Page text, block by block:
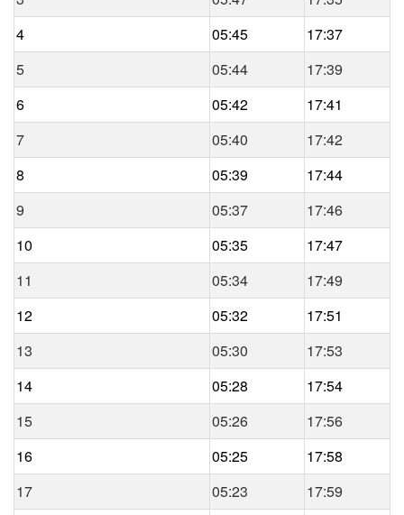
4
05:45
17:37
5
05:44
17:39
6
05:42
17:41
7
05:40
17:42
8
05:39
17:44
9
05:37
17:46
10
05:35
17:47
11
05:34
17:49
12
05:32
17:51
13
05:30
17:53
14
05:28
17:54
15
05:26
17:56
16
05:25
17:58
17
05:23
17:59